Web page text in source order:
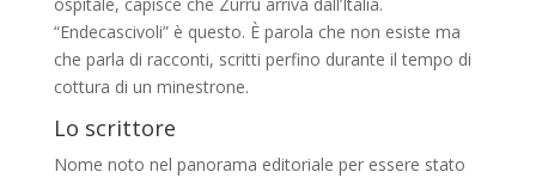
“Endecascivoli” è questo. È pa­rola che non esiste ma
che parla di racconti, scritti perfino durante il tempo di
cottura di un minestrone.
Lo scrittore
Nome noto nel panorama editoriale per es­sere stato